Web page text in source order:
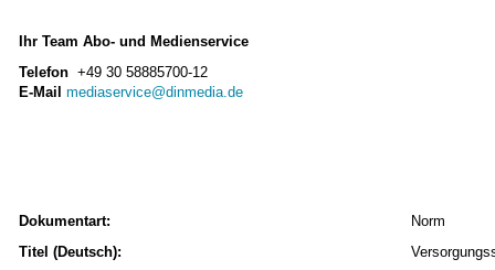
Ihr Team Abo- und Medienservice
Telefon +49 30 58885700-12
E-Mail mediaservice@dinmedia.de
Dokumentart:
Norm
Titel (Deutsch):